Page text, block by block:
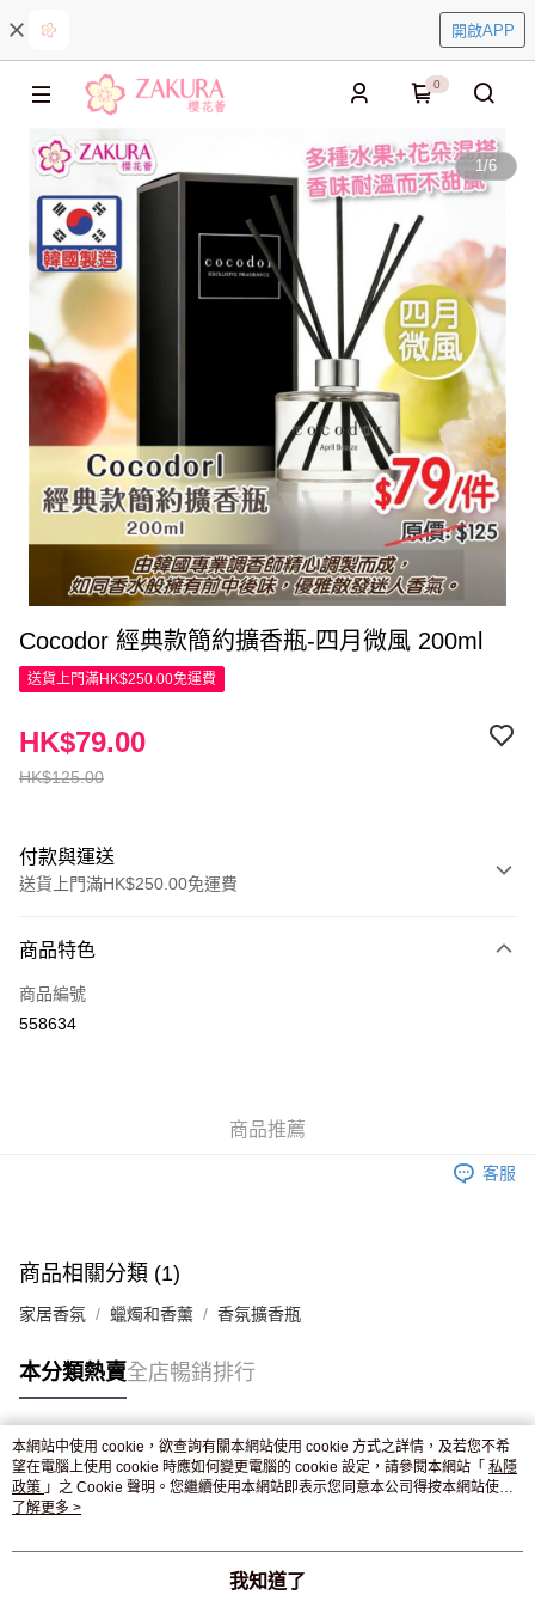
開啟APP
0
1/6
Cocodor 經典款簡約擴香瓶-四月微風 200ml
送貨上門滿HK$250.00免運費
HK$125.00
HK$79.00
付款與運送
送貨上門滿HK$250.00免運費
信用卡
Apple Pay
付款後門市自取，訂單確認後2-4個工作天到店，7天內取。逾期後
商品特色
商品編號
558634
商品推薦
客服
商品相關分類 (1)
家居香氛 蠟燭和香薰 香氛擴香瓶
本分類熱賣全店暢銷排行
熱門標籤
熱銷排行
本網站中使用 cookie，欲查詢有關本網站使用 cookie 方式之詳情，及若您不希
望在電腦上使用 cookie 時應如何變更電腦的 cookie 設定，請參閱本網站「 私隱
政策 」之 Cookie 聲明。您繼續使用本網站即表示您同意本公司得按本網站使用
條款之 Cookie 聲明使用 cookie。
了解更多 >
我知道了